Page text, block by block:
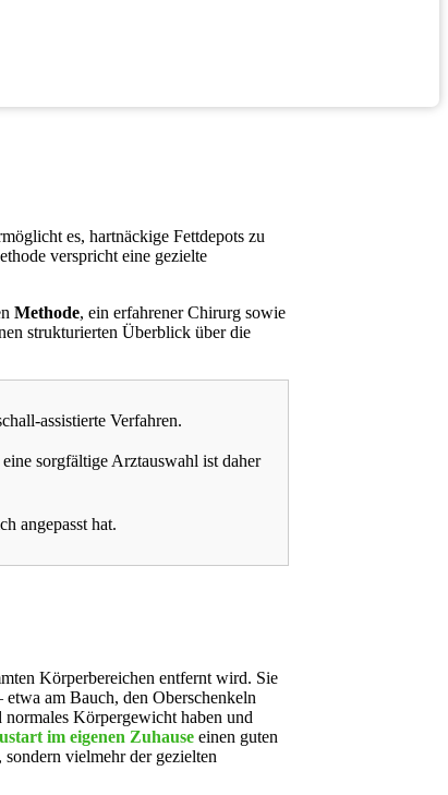
es, hartnäckige Fettdepots zu
verspricht eine gezielte
Methode, ein erfahrener Chirurg sowie
strukturierten Überblick über die
assistierte Verfahren.
sorgfältige Arztauswahl ist daher
angepasst hat.
Körperbereichen entfernt wird. Sie
am Bauch, den Oberschenkeln
Körpergewicht haben und
im eigenen Zuhause einen guten
sondern vielmehr der gezielten